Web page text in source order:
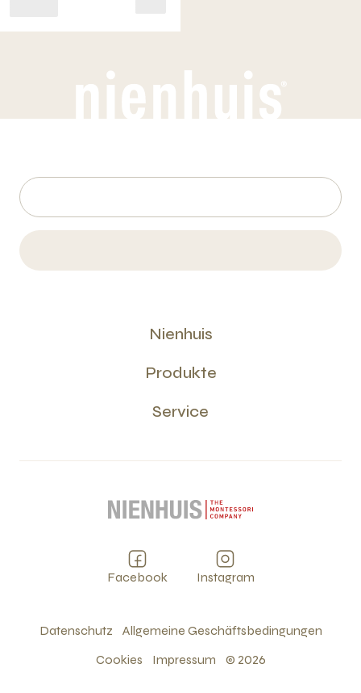
Nienhuis
Produkte
Service
Facebook Instagram
Datenschutz
Allgemeine Geschäftsbedingungen
Cookies
Impressum © 2026